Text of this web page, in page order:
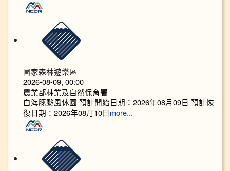
國家森林遊樂區
2026-08-09, 00:00
農業部林業及自然保育署
白海豚颱風休園 預計開始日期：2026年08月09日 預計恢
復日期：2026年08月10日 more...